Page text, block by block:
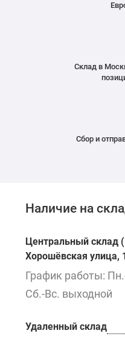
Склад в
Сбор и
Наличие на
Центральный склад
Хорошёвская улица,
График работы:
Сб.-Вс. выходной
Удаленный склад